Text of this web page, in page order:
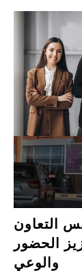
التعاون
الحضور
والوعي